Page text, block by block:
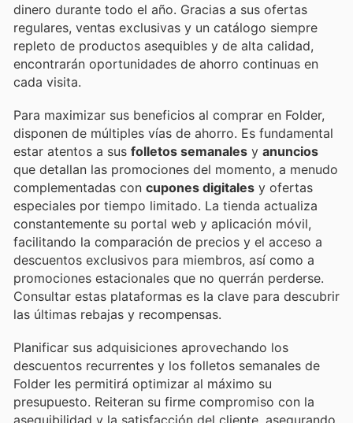
dinero durante todo el año. Gracias a sus ofertas
regulares, ventas exclusivas y un catálogo siempre
repleto de productos asequibles y de alta calidad,
encontrarán oportunidades de ahorro continuas en
cada visita.
Para maximizar sus beneficios al comprar en Folder,
disponen de múltiples vías de ahorro. Es fundamental
estar atentos a sus folletos semanales y anuncios
que detallan las promociones del momento, a menudo
complementadas con cupones digitales y ofertas
especiales por tiempo limitado. La tienda actualiza
constantemente su portal web y aplicación móvil,
facilitando la comparación de precios y el acceso a
descuentos exclusivos para miembros, así como a
promociones estacionales que no querrán perderse.
Consultar estas plataformas es la clave para descubrir
las últimas rebajas y recompensas.
Planificar sus adquisiciones aprovechando los
descuentos recurrentes y los folletos semanales de
Folder les permitirá optimizar al máximo su
presupuesto. Reiteran su firme compromiso con la
asequibilidad y la satisfacción del cliente, asegurando